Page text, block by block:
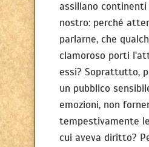
assillano continenti
nostro: perché
parlarne, che
clamoroso porti
essi? Soprattutto,
un pubblico
emozioni, non
tempestivamente
cui aveva diritto?